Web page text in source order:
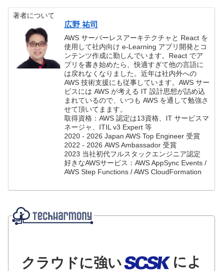
著者について
広野 祐司
AWS サーバーレスアーキテクチャと React を
使用して社内向け e-Learning アプリ開発とコ
ンテンツ作成に勤しんでいます。React でア
プリを書き始めたら、快適すぎて他の言語に
は戻れなくなりました。近年は社内外への
AWS 技術支援にも従事しています。AWS サー
ビスには AWS が考える IT 設計思想が詰め込
まれているので、いつも AWS を通して勉強さ
せて頂いてまます。
取得資格：AWS 認定は13資格、IT サービスマ
ネージャ、ITIL v3 Expert 等
2020 - 2026 Japan AWS Top Engineer 受賞
2022 - 2026 AWS Ambassador 受賞
2023 当社初代フルスタックエンジニア認定
好きなAWSサービス：AWS AppSync Events /
AWS Step Functions / AWS CloudFormation
クラウドに強い
によ